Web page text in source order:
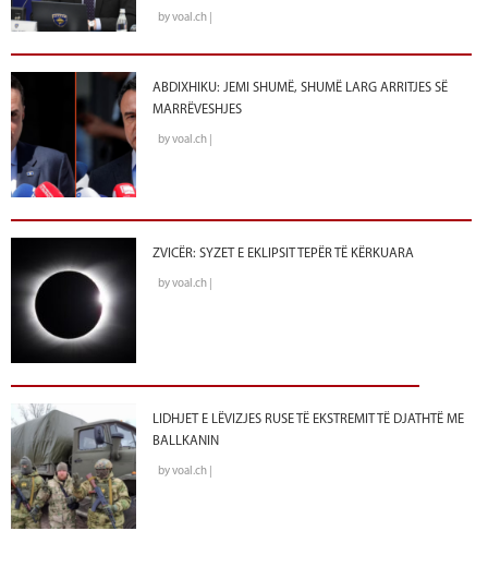
by voal.ch |
ABDIXHIKU: JEMI SHUMË, SHUMË LARG ARRITJES SË
MARRËVESHJES
by voal.ch |
ZVICËR: SYZET E EKLIPSIT TEPËR TË KËRKUARA
by voal.ch |
LIDHJET E LËVIZJES RUSE TË EKSTREMIT TË DJATHTË ME
BALLKANIN
by voal.ch |